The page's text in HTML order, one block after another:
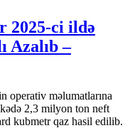
2025-ci ildə
Azalıb –
operativ məlumatlarına
2,3 milyon ton neft
kubmetr qaz hasil edilib.